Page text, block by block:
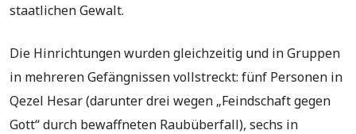
staatlichen Gewalt.
Die Hinrichtungen wurden gleichzeitig und in Gruppen
in mehreren Gefängnissen vollstreckt: fünf Personen in
Qezel Hesar (darunter drei wegen „Feindschaft gegen
Gott“ durch bewaffneten Raubüberfall), sechs in